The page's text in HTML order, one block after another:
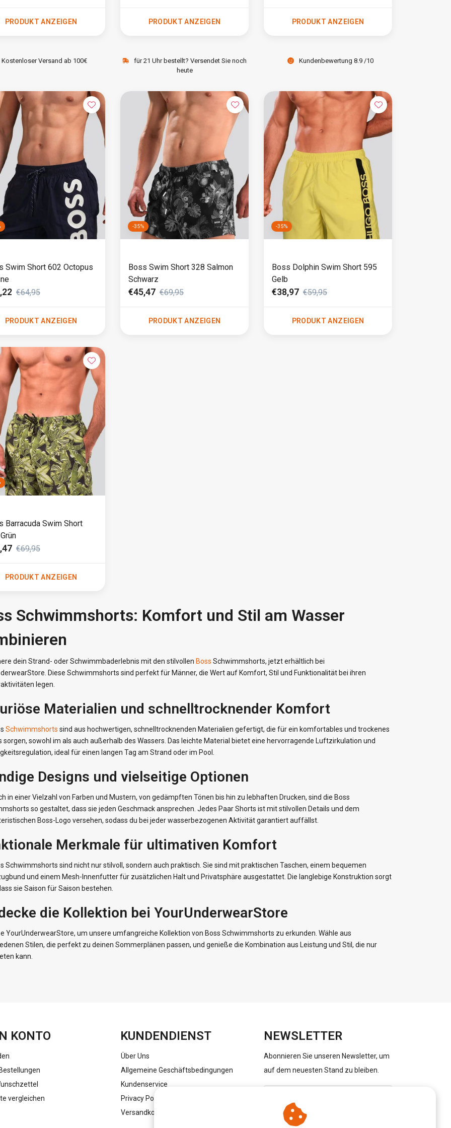
PRODUKT ANZEIGEN PRODUKT ANZEIGEN PRODUKT ANZEIGEN
Kostenloser Versand ab 100€
für 21 Uhr bestellt? Versendet Sie noch
heute
Kundenbewertung 8.9 /10
Swim Short 602 Octopus
€64,95
PRODUKT ANZEIGEN
-35%
Boss Swim Short 328 Salmon
Schwarz
€45,47 €69,95
PRODUKT ANZEIGEN
-35%
Boss Dolphin Swim Short 595
Gelb
€38,97 €59,95
PRODUKT ANZEIGEN
Barracuda Swim Short
€69,95
PRODUKT ANZEIGEN
Schwimmshorts: Komfort und Stil am Wasser
dein Strand- oder Schwimmbaderlebnis mit den stilvollen Boss Schwimmshorts, jetzt erhältlich bei
Diese Schwimmshorts sind perfekt für Männer, die Wert auf Komfort, Stil und Funktionalität bei ihren
legen.
Materialien und schnelltrocknender Komfort
Schwimmshorts sind aus hochwertigen, schnelltrocknenden Materialien gefertigt, die für ein komfortables und trockenes
sorgen, sowohl im als auch außerhalb des Wassers. Das leichte Material bietet eine hervorragende Luftzirkulation und
ideal für einen langen Tag am Strand oder im Pool.
Designs und vielseitige Optionen
in einer Vielzahl von Farben und Mustern, von gedämpften Tönen bis hin zu lebhaften Drucken, sind die Boss
so gestaltet, dass sie jeden Geschmack ansprechen. Jedes Paar Shorts ist mit stilvollen Details und dem
Boss-Logo versehen, sodass du bei jeder wasserbezogenen Aktivität garantiert auffällst.
Merkmale für ultimativen Komfort
Schwimmshorts sind nicht nur stilvoll, sondern auch praktisch. Sie sind mit praktischen Taschen, einem bequemen
und einem Mesh-Innenfutter für zusätzlichen Halt und Privatsphäre ausgestattet. Die langlebige Konstruktion sorgt
sie Saison für Saison bestehen.
die Kollektion bei YourUnderwearStore
YourUnderwearStore, um unsere umfangreiche Kollektion von Boss Schwimmshorts zu erkunden. Wähle aus
Stilen, die perfekt zu deinen Sommerplänen passen, und genieße die Kombination aus Leistung und Stil, die nur
kann.
KONTO
vergleichen
KUNDENDIENST
Über Uns
Allgemeine Geschäftsbedingungen
Kundenservice
Privacy Policy
Versandkosten
NEWSLETTER
Abonnieren Sie unseren Newsletter, um
auf dem neuesten Stand zu bleiben.
ABONNIEREN